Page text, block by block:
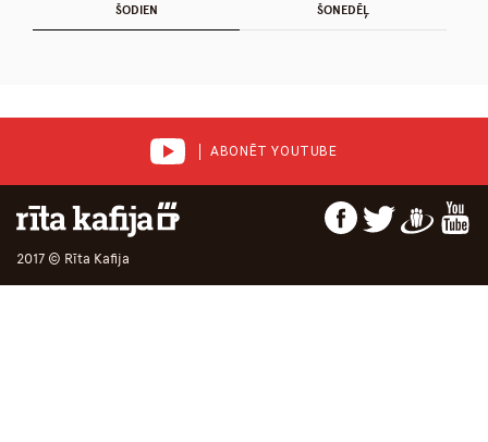
ŠODIEN ŠONEDĒĻ
ABONĒT YOUTUBE
2017 © Rīta Kafija